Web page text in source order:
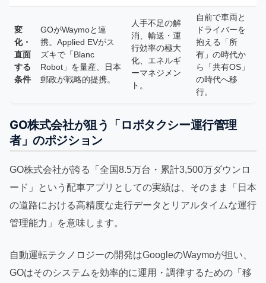
変
化・
直面
する
条件
GOがWaymoと連
携。Applied EVがス
ズキで「Blanc
Robot」を量産、日本
郵政が戦略的提携。
人手不足の解
消、輸送・運
行効率の極大
化、エネルギ
ーマネジメン
ト。
自前で車両と
ドライバーを
抱える「所
有」の時代か
ら「共有OS」
の時代へ移
行。
GO株式会社が狙う「ロボタクシー運行管理
者」のポジション
GO株式会社が誇る「全国8.5万台・累計3,500万ダウンロ
ード」という配車アプリとしての実績は、そのまま「日本
の道路における高精度な走行データとリアルタイムな運行
管理能力」を意味します。
自動運転テクノロジーの開発はGoogleのWaymoが担い、
GOはそのシステムを効率的に運用・調律するための「移